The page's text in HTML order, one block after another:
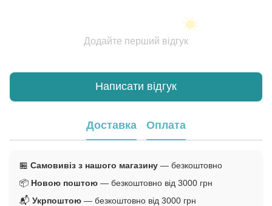
Додайте перший відгук
Написати відгук
Доставка Оплата
🏪 Самовивіз з нашого магазину — безкоштовно
📦 Новою поштою — безкоштовно від 3000 грн
📬 Укрпоштою — безкоштовно від 3000 грн